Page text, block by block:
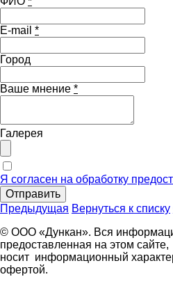
E-mail *
Город
Ваше мнение *
Галерея
Я согласен на обработку
Отправить
Предыдущая Вернуться к списку
© ООО «Дункан». Вся
предоставленная на этом сайте,
носит информационный
офертой.